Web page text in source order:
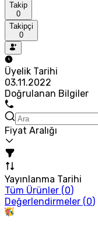
Takip
0
Takipçi
0
Üyelik Tarihi
03.11.2022
Doğrulanan Bilgiler
Fiyat Aralığı
Yayınlanma Tarihi
Tüm Ürünler (0)
Değerlendirmeler (0)